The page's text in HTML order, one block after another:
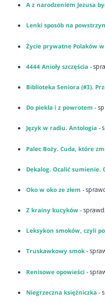
A z narodzeniem Jezusa
Lenki sposób na
Życie prywatne Polaków
4444 Anioły szczęścia-
Biblioteka Seniora (#3).
Do piekła i z powrotem -
Język w radiu. Antologia-
Palec Boży. Cuda, które
Dekalog. Ocalić sumienie.
Oko w oko ze złem -
Z krainy kucyków-
Leksykon smoków, czyli
Truskawkowy smok-
Renisowe opowieści-
Niegrzeczna księżniczka-